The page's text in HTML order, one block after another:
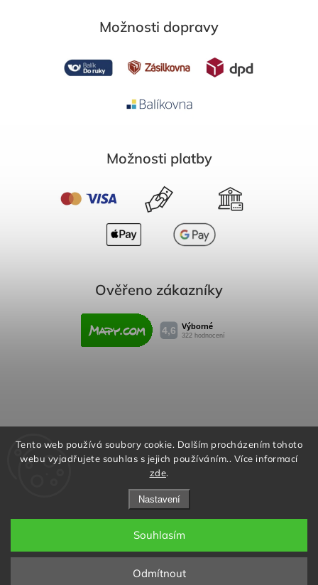
Tento web používá soubory cookie. Dalším procházením tohoto
webu vyjadřujete souhlas s jejich používáním.. Více informací
zde.
Nastavení
Odmítnout
Souhlasím
Možnosti dopravy
Možnosti platby
Ověřeno zákazníky
Obchodní podmínky
Reklamační řád
Podmínky ochrany osobních údajů
Copyright 2026Rafity.cz. Všechna práva vyhrazena.
Upravit nastavení cookies
Aktivujte kód "RAFITY15" na
stránce produktu nebo v košíku a
získejte slevu 15% na všechny